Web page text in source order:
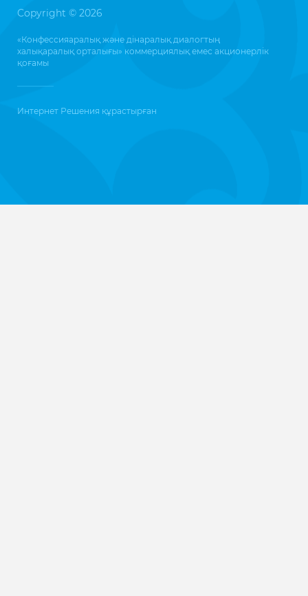
Copyright © 2026
«Конфессияаралық және дінаралық диалогтың
халықаралық орталығы» коммерциялық емес акционерлік
қоғамы
Интернет Решения құрастырған